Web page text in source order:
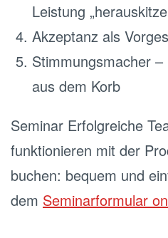
Leistung
Akzeptanz als
Stimmungsmacher
aus dem Korb
Seminar Erfolgreiche
funktionieren mit der
buchen: bequem und
dem Seminarformular